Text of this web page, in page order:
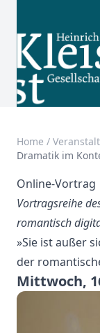
Home /
Dramatik im
Online-Vortrag
Vortragsreihe
romantisch
»Sie ist außer
der
Mittwoch,